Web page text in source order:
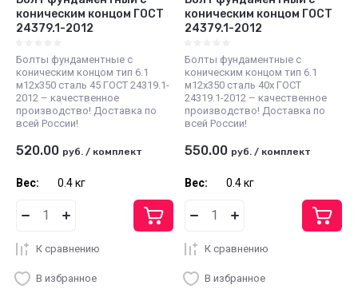
коническим концом ГОСТ
24379.1-2012
Болты фундаментные с
коническим концом тип 6.1
м12х350 сталь 45 ГОСТ 24319.1-
2012 – качественное
производство! Доставка по
всей России!
520.00 руб. / комплект
Вес: 0.4 кг
К сравнению
В избранное
коническим концом ГОСТ
24379.1-2012
Болты фундаментные с
коническим концом тип 6.1
м12х350 сталь 40х ГОСТ
24319.1-2012 – качественное
производство! Доставка по
всей России!
550.00 руб. / комплект
Вес: 0.4 кг
К сравнению
В избранное